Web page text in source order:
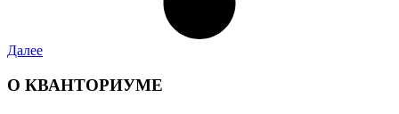
Далее
О КВАНТОРИУМЕ